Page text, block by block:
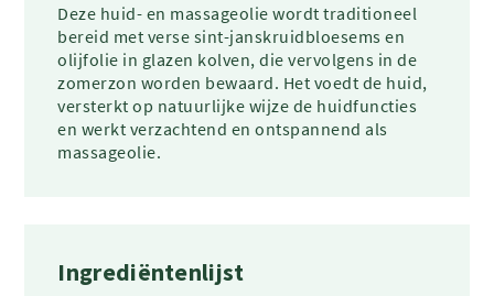
Deze huid- en massageolie wordt traditioneel
bereid met verse sint-janskruidbloesems en
olijfolie in glazen kolven, die vervolgens in de
zomerzon worden bewaard. Het voedt de huid,
versterkt op natuurlijke wijze de huidfuncties
en werkt verzachtend en ontspannend als
massageolie.
Ingrediëntenlijst